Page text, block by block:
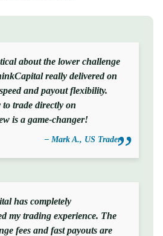
about the lower challenge
really delivered on
and payout flexibility.
trade directly on
is a game-changer!
– Mark A., US Trader
has completely
my trading experience. The
fees and fast payouts are